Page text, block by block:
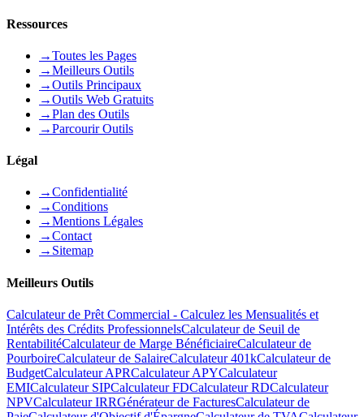
Ressources
→Toutes les Pages
→Meilleurs Outils
→Outils Principaux
→Outils Web Gratuits
→Plan des Outils
→Parcourir Outils
Légal
→Confidentialité
→Conditions
→Mentions Légales
→Contact
→ Sitemap
Meilleurs Outils
Calculateur de Prêt Commercial - Calculez les Mensualités et
Intérêts des Crédits ProfessionnelsCalculateur de Seuil de
RentabilitéCalculateur de Marge BénéficiaireCalculateur de
PourboireCalculateur de SalaireCalculateur 401kCalculateur de
BudgetCalculateur APRCalculateur APYCalculateur
EMICalculateur SIPCalculateur FDCalculateur RDCalculateur
NPVCalculateur IRRGénérateur de FacturesCalculateur de